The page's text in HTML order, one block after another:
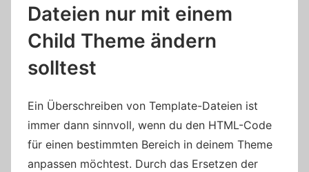
Dateien nur mit einem
Child Theme ändern
solltest
Ein Überschreiben von Template-Dateien ist
immer dann sinnvoll, wenn du den HTML-Code
für einen bestimmten Bereich in deinem Theme
anpassen möchtest. Durch das Ersetzen der